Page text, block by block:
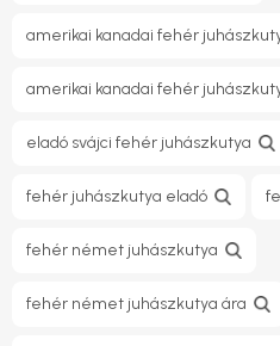
amerikai kanadai fehér
amerikai kanadai fehér
eladó svájci fehér juhászkutya
fehér juhászkutya eladó
fehér német juhászkutya
fehér német juhászkutya ára